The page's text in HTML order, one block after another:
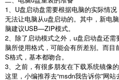
1、 U盘启动盘需要根据电脑的实际情
无法让电脑从u盘启动的。其中，新电
脑建议USB—ZIP模式。
2、除了启动模式之外， u盘启动盘还需
脑所使用格式，可能会有所差别。而
S格式，基本都吻合。
3、之前，有很多朋友在下载系统镜像
这里，小编推荐去“msdn我告诉你”网站